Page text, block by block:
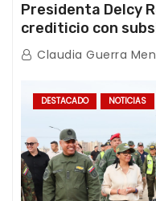
Presidenta Delcy
crediticio con
con Juntas de
Claudia Guerra
DESTACADO NOTICIAS